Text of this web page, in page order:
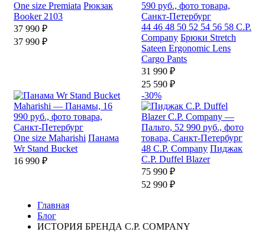
One size Premiata Рюкзак
Booker 2103
37 990 ₽
37 990 ₽
44 46 48 50 52 54 56 58 C.P.
Company Брюки Stretch
Sateen Ergonomic Lens
Cargo Pants
31 990 ₽
25 590 ₽
One size Maharishi Панама
Wr Stand Bucket
16 990 ₽
-30%
48 C.P. Company Пиджак
C.P. Duffel Blazer
75 990 ₽
52 990 ₽
Главная
Блог
ИСТОРИЯ БРЕНДА C.P. COMPANY